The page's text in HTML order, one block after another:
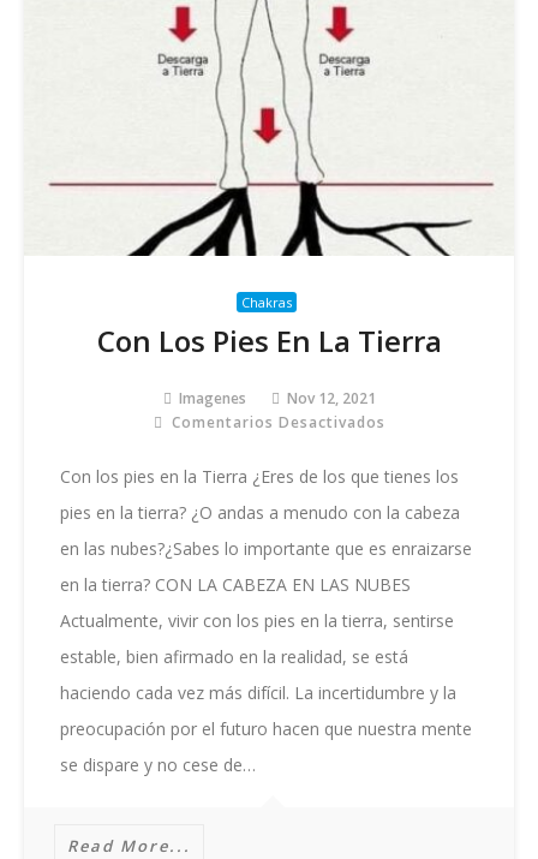
Chakras
Con Los Pies En La Tierra
Imagenes
Nov 12, 2021
Comentarios Desactivados
Los
En
La
Con los pies en la Tierra ¿Eres de los que tienes los
pies en la tierra? ¿O andas a menudo con la cabeza
en las nubes?¿Sabes lo importante que es enraizarse
en la tierra? CON LA CABEZA EN LAS NUBES
Actualmente, vivir con los pies en la tierra, sentirse
estable, bien afirmado en la realidad, se está
haciendo cada vez más difícil. La incertidumbre y la
preocupación por el futuro hacen que nuestra mente
se dispare y no cese de…
Read More...